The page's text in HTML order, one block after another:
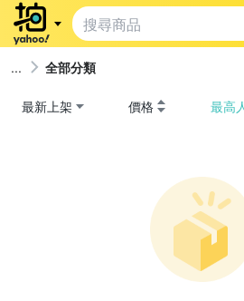
全部分類
最新上架 價格 最高